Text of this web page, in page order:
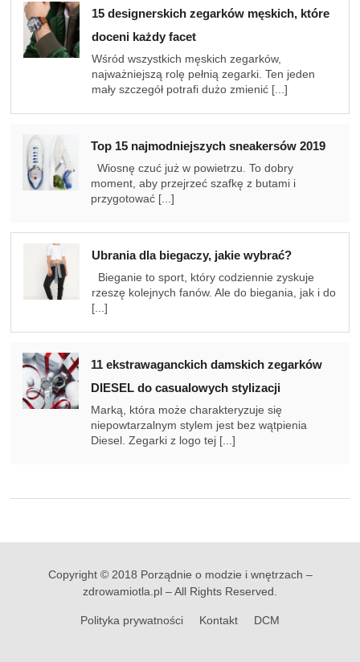
15 designerskich zegarków męskich, które
doceni każdy facet
Wśród wszystkich męskich zegarków,
najważniejszą rolę pełnią zegarki. Ten jeden
mały szczegół potrafi dużo zmienić [...]
Top 15 najmodniejszych sneakersów 2019
Wiosnę czuć już w powietrzu. To dobry
moment, aby przejrzeć szafkę z butami i
przygotować [...]
Ubrania dla biegaczy, jakie wybrać?
Bieganie to sport, który codziennie zyskuje
rzeszę kolejnych fanów. Ale do biegania, jak i do
[...]
11 ekstrawaganckich damskich zegarków
DIESEL do casualowych stylizacji
Marką, która może charakteryzuje się
niepowtarzalnym stylem jest bez wątpienia
Diesel. Zegarki z logo tej [...]
Copyright © 2018 Porządnie o modzie i wnętrzach –
zdrowamiotla.pl – All Rights Reserved.
Polityka prywatności Kontakt DCM